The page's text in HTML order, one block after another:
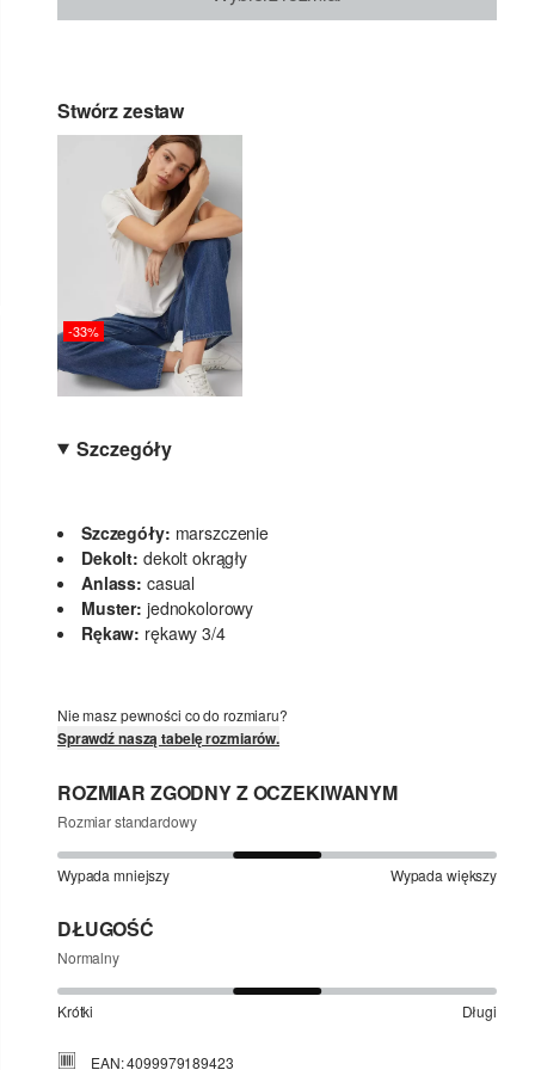
Stwórz zestaw
-33%
Szczegóły
Szczegóły: marszczenie
Dekolt: dekolt okrągły
Anlass: casual
Muster: jednokolorowy
Rękaw: rękawy 3/4
Nie masz pewności co do rozmiaru?
Sprawdź naszą tabelę rozmiarów.
ROZMIAR ZGODNY Z OCZEKIWANYM
Rozmiar standardowy
Wypada mniejszy Wypada większy
DŁUGOŚĆ
Normalny
Krótki Długi
EAN: 4099979189423